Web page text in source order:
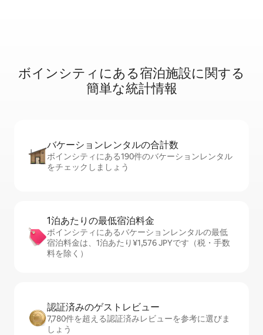
ボインシティに⁠あ⁠る宿⁠泊⁠施⁠設⁠に関⁠す⁠る
簡⁠単⁠な統⁠計⁠情⁠報
バケーションレ⁠ン⁠タ⁠ル⁠の合⁠計⁠数
ボインシティにある190件のバケーションレンタル
をチェックしましょう
1泊あたりの最⁠低⁠宿⁠泊⁠料⁠金
ボインシティにあるバケーションレンタルの最低
宿泊料金は、1泊あたり¥1,576 JPYです（税・手数
料を除く）
認証済みのゲ⁠ス⁠ト⁠レ⁠ビ⁠ュ⁠ー
7,780件を超える認証済みレビューを参考に選びま
しょう